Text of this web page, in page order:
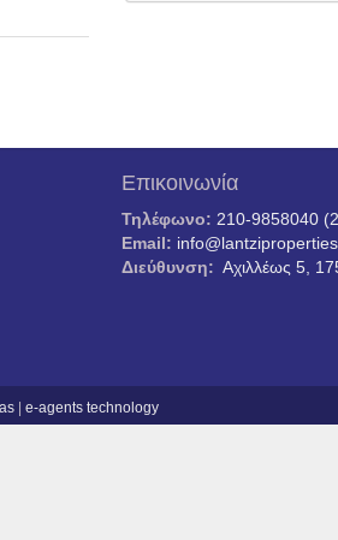
Επικοινωνία
Τηλέφωνο: 210-9858040
Email:
Διεύθυνση: Αχιλλέως 5,
e-agents technology